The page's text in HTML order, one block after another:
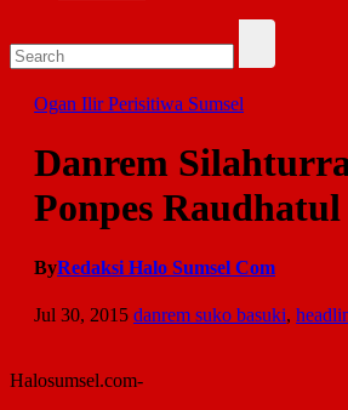
Ogan IlirPerisitiwa Sumsel
Danrem
Ponpes
ByRedaksi Halo Sumsel Com
Jul 30, 2015 danrem suko basuki,
Halosumsel.com-